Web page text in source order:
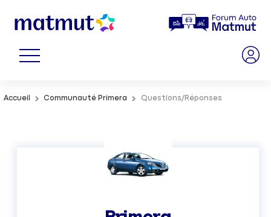
Accueil Communauté Primera Questions/Réponses